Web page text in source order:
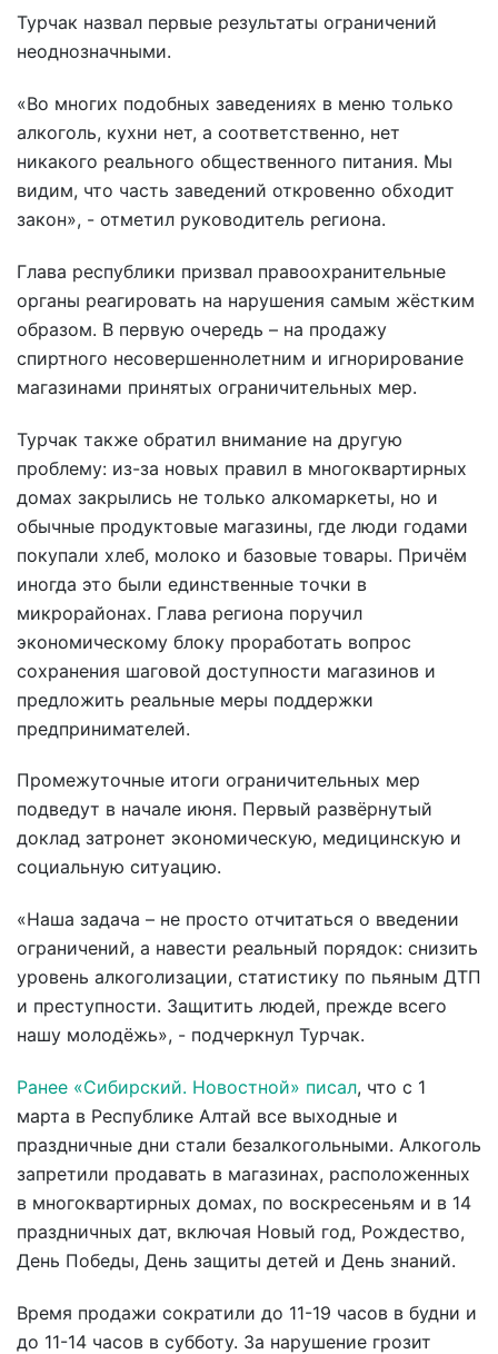
Турчак назвал первые результаты ограничений
неоднозначными.
«Во многих подобных заведениях в меню только
алкоголь, кухни нет, а соответственно, нет
никакого реального общественного питания. Мы
видим, что часть заведений откровенно обходит
закон», - отметил руководитель региона.
Глава республики призвал правоохранительные
органы реагировать на нарушения самым жёстким
образом. В первую очередь – на продажу
спиртного несовершеннолетним и игнорирование
магазинами принятых ограничительных мер.
Турчак также обратил внимание на другую
проблему: из-за новых правил в многоквартирных
домах закрылись не только алкомаркеты, но и
обычные продуктовые магазины, где люди годами
покупали хлеб, молоко и базовые товары. Причём
иногда это были единственные точки в
микрорайонах. Глава региона поручил
экономическому блоку проработать вопрос
сохранения шаговой доступности магазинов и
предложить реальные меры поддержки
предпринимателей.
Промежуточные итоги ограничительных мер
подведут в начале июня. Первый развёрнутый
доклад затронет экономическую, медицинскую и
социальную ситуацию.
«Наша задача – не просто отчитаться о введении
ограничений, а навести реальный порядок: снизить
уровень алкоголизации, статистику по пьяным ДТП
и преступности. Защитить людей, прежде всего
нашу молодёжь», - подчеркнул Турчак.
Ранее «Сибирский. Новостной» писал, что с 1
марта в Республике Алтай все выходные и
праздничные дни стали безалкогольными. Алкоголь
запретили продавать в магазинах, расположенных
в многоквартирных домах, по воскресеньям и в 14
праздничных дат, включая Новый год, Рождество,
День Победы, День защиты детей и День знаний.
Время продажи сократили до 11-19 часов в будни и
до 11-14 часов в субботу. За нарушение грозит